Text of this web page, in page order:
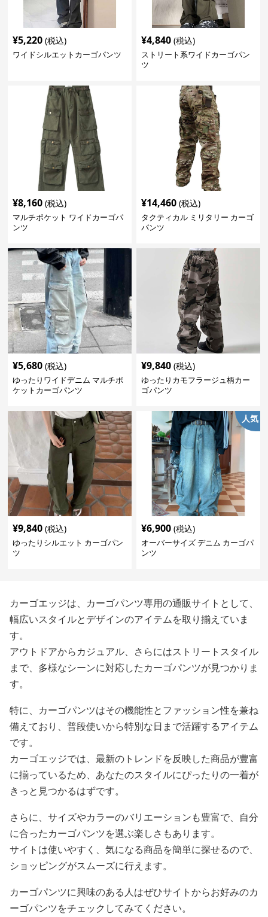
¥5,220 (税込)
ワイドシルエットカーゴパンツ
¥4,840 (税込)
ストリート系ワイドカーゴパン
ツ
¥8,160 (税込)
マルチポケット ワイドカーゴパ
ンツ
¥14,460 (税込)
タクティカル ミリタリー カーゴ
パンツ
¥5,680 (税込)
ゆったりワイドデニム マルチポ
ケットカーゴパンツ
¥9,840 (税込)
ゆったりカモフラージュ柄カー
ゴパンツ
¥9,840 (税込)
ゆったりシルエット カーゴパン
ツ
人気
¥6,900 (税込)
オーバーサイズ デニム カーゴパ
ンツ
カーゴエッジは、カーゴパンツ専用の通販サイトとして、
幅広いスタイルとデザインのアイテムを取り揃えていま
す。
アウトドアからカジュアル、さらにはストリートスタイル
まで、多様なシーンに対応したカーゴパンツが見つかりま
す。
特に、カーゴパンツはその機能性とファッション性を兼ね
備えており、普段使いから特別な日まで活躍するアイテム
です。
カーゴエッジでは、最新のトレンドを反映した商品が豊富
に揃っているため、あなたのスタイルにぴったりの一着が
きっと見つかるはずです。
さらに、サイズやカラーのバリエーションも豊富で、自分
に合ったカーゴパンツを選ぶ楽しさもあります。
サイトは使いやすく、気になる商品を簡単に探せるので、
ショッピングがスムーズに行えます。
カーゴパンツに興味のある人はぜひサイトからお好みのカ
ーゴパンツをチェックしてみてください。